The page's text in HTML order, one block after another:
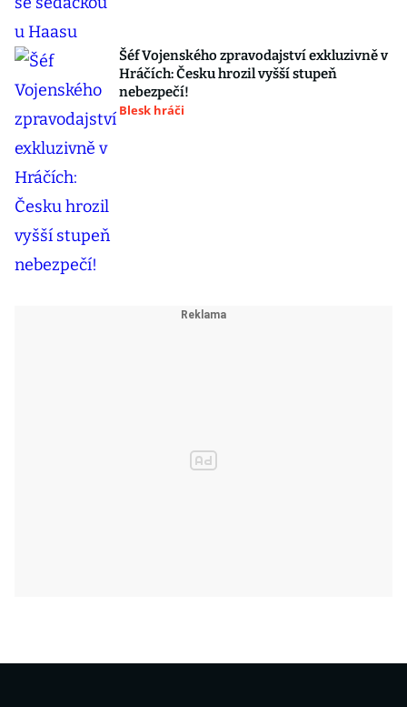
Šéf Vojenského zpravodajství exkluzivně v
Hráčích: Česku hrozil vyšší stupeň
nebezpečí!
Blesk hráči